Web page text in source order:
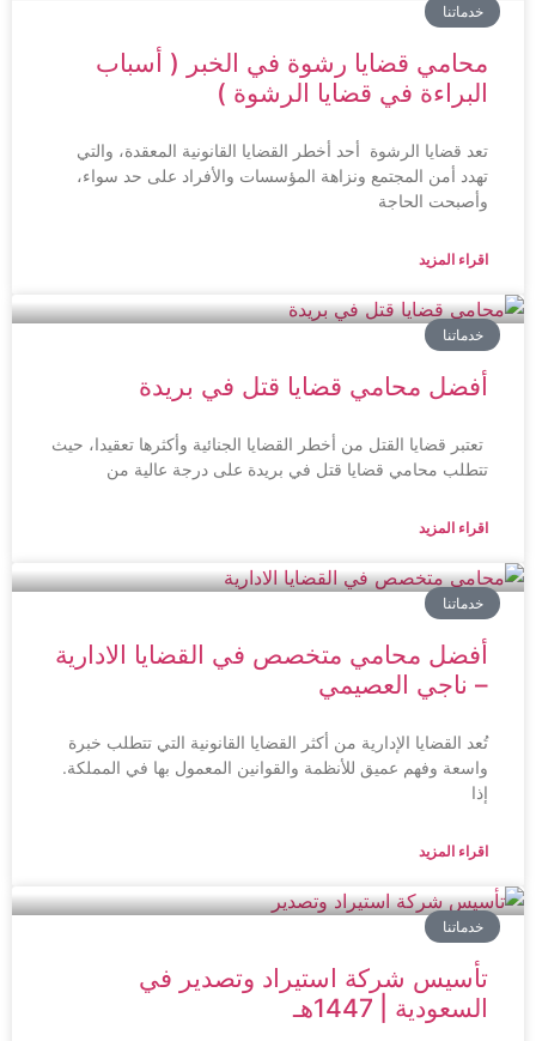
خدماتنا
محامي قضايا رشوة في الخبر ( أسباب
البراءة في قضايا الرشوة )
تعد قضايا الرشوة أحد أخطر القضايا القانونية المعقدة، والتي
تهدد أمن المجتمع ونزاهة المؤسسات والأفراد على حد سواء،
وأصبحت الحاجة
اقراء المزيد
خدماتنا
أفضل محامي قضايا قتل في بريدة
تعتبر قضايا القتل من أخطر القضايا الجنائية وأكثرها تعقيدا، حيث
تتطلب محامي قضايا قتل في بريدة على درجة عالية من
اقراء المزيد
خدماتنا
أفضل محامي متخصص في القضايا الادارية
– ناجي العصيمي
تُعد القضايا الإدارية من أكثر القضايا القانونية التي تتطلب خبرة
واسعة وفهم عميق للأنظمة والقوانين المعمول بها في المملكة.
اقراء المزيد
خدماتنا
تأسيس شركة استيراد وتصدير في
السعودية | 1447هـ